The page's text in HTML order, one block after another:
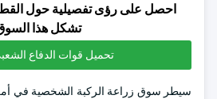
احصل على رؤى تفصيلية حول
تشكل هذا
تحميل قوات الدفاع
سيطر سوق زراعة الركبة الشخصية في